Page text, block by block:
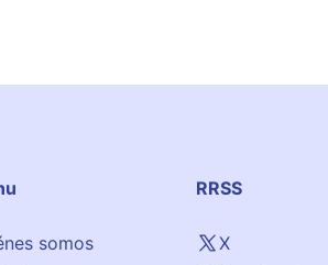
somos
RRSS
X